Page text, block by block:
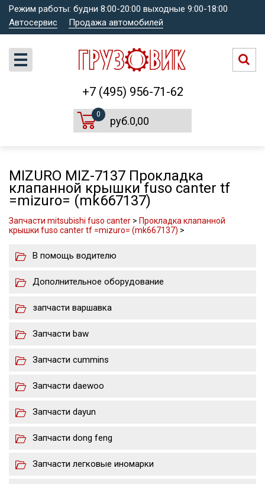
Режим работы: будни 8:00-20:00 выходные 9:00-18:00
Автосервис
Продажа автомобилей
+7 (495) 956-71-62
0
руб.0,00
MIZURO MIZ-7137 Прокладка
клапанной крышки fuso canter tf
=mizuro= (mk667137)
Запчасти mitsubishi fuso canter > Прокладка клапанной
крышки fuso canter tf =mizuro= (mk667137) >
В помощь водителю
Дополнительное оборудование
запчасти варшавка
Запчасти baw
Запчасти cummins
Запчасти daewoo
Запчасти dayun
Запчасти dong feng
Запчасти легковые иномарки